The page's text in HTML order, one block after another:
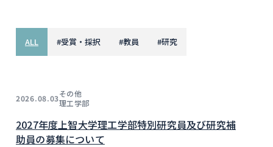
ALL #受賞・採択 #教員 #研究
2026.08.03その他
理工学部
2027年度上智大学理工学部特別研究員及び研究補
助員の募集について